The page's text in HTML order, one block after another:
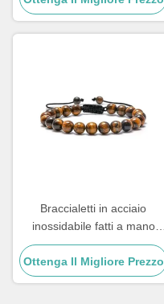
Braccialetti in acciaio
inossidabile fatti a mano
regalo per coppia maschile
braccialetto con perline in
pietra
Ottenga Il Migliore Prezzo